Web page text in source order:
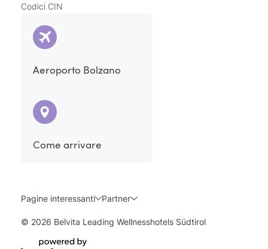
Codici CIN
Aeroporto Bolzano
Come arrivare
Pagine interessanti Partner
© 2026 Belvita Leading Wellnesshotels Südtirol